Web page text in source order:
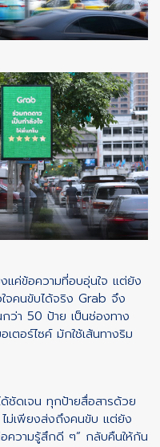
แค่ข้อความที่อบอุ่นใจ แต่ยัง
จคนขับได้จริง Grab จึง
ว่า 50 ป้าย เป็นช่องทาง
เตอร์ไซค์ มักใช้เส้นทางริม
ชัดเจน ทุกป้ายสื่อสารด้วย
ไม่เพียงส่งถึงคนขับ แต่ยัง
ความรู้สึกดี ๆ” กลับคืนให้กัน